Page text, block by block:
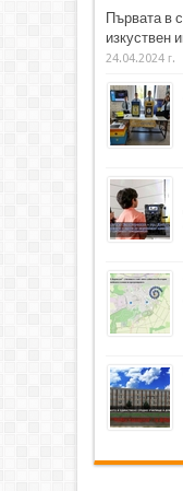
Първата в
изкуствен
24.04.2024 г.